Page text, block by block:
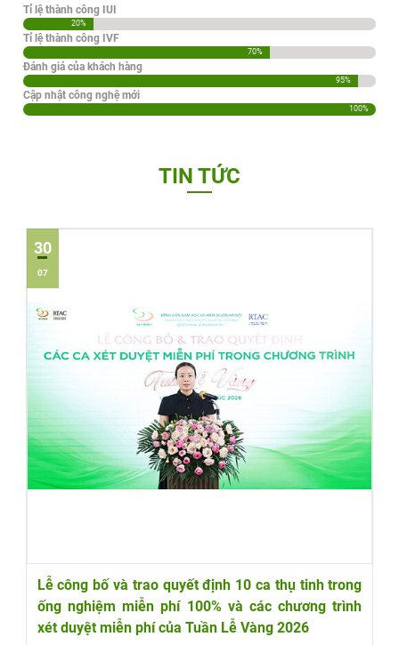
Tỉ lệ thành công IUI
20%
Tỉ lệ thành công IVF
70%
Đánh giá của khách hàng
95%
Cập nhật công nghệ mới
100%
TIN TỨC
Lễ công bố và trao quyết định 10 ca thụ tinh trong
ống nghiệm miễn phí 100% và các chương trình
xét duyệt miễn phí của Tuần Lễ Vàng 2026
30
07